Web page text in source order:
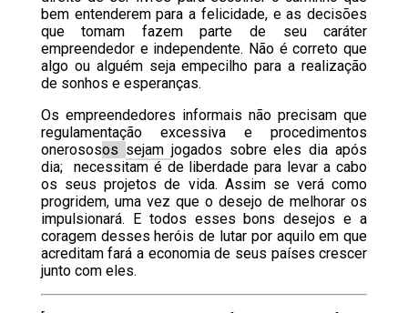
bem entenderem para a felicidade, e as decisões
que tomam fazem parte de seu caráter
empreendedor e independente. Não é correto que
algo ou alguém seja empecilho para a realização
de sonhos e esperanças.
Os empreendedores informais não precisam que
regulamentação excessiva e procedimentos
onerososos sejam jogados sobre eles dia após
dia; necessitam é de liberdade para levar a cabo
os seus projetos de vida. Assim se verá como
progridem, uma vez que o desejo de melhorar os
impulsionará. E todos esses bons desejos e a
coragem desses heróis de lutar por aquilo em que
acreditam fará a economia de seus países crescer
junto com eles.